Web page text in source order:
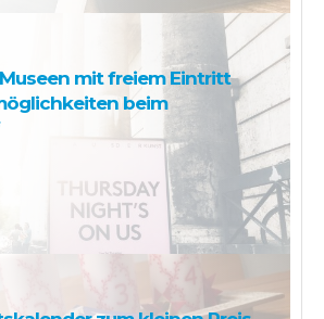
mit freiem Eintritt
beim